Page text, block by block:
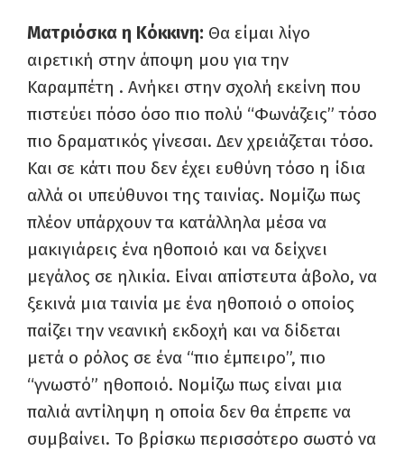
Ματριόσκα η Κόκκινη: Θα είμαι λίγο
αιρετική στην άποψη μου για την
Καραμπέτη . Ανήκει στην σχολή εκείνη που
πιστεύει πόσο όσο πιο πολύ “Φωνάζεις” τόσο
πιο δραματικός γίνεσαι. Δεν χρειάζεται τόσο.
Και σε κάτι που δεν έχει ευθύνη τόσο η ίδια
αλλά οι υπεύθυνοι της ταινίας. Νομίζω πως
πλέον υπάρχουν τα κατάλληλα μέσα να
μακιγιάρεις ένα ηθοποιό και να δείχνει
μεγάλος σε ηλικία. Είναι απίστευτα άβολο, να
ξεκινά μια ταινία με ένα ηθοποιό ο οποίος
παίζει την νεανική εκδοχή και να δίδεται
μετά ο ρόλος σε ένα “πιο έμπειρο”, πιο
“γνωστό” ηθοποιό. Νομίζω πως είναι μια
παλιά αντίληψη η οποία δεν θα έπρεπε να
συμβαίνει. Το βρίσκω περισσότερο σωστό να